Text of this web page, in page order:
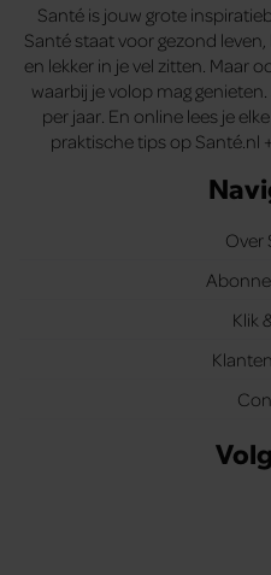
Santé is jouw grote
Santé staat voor gezond
en lekker in je vel zitten. Maar
waarbij je volop mag
per jaar. En online lees je
praktische tips op Santé.nl
Over
Klik